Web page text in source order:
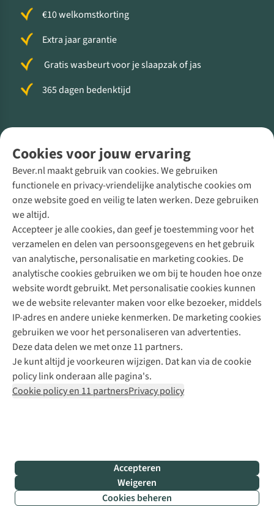
Cookies voor jouw ervaring
Bever.nl maakt gebruik van cookies. We gebruiken
functionele en privacy-vriendelijke analytische cookies om
onze website goed en veilig te laten werken. Deze gebruiken
we altijd.
Accepteer je alle cookies, dan geef je toestemming voor het
verzamelen en delen van persoonsgegevens en het gebruik
van analytische, personalisatie en marketing cookies. De
analytische cookies gebruiken we om bij te houden hoe onze
website wordt gebruikt. Met personalisatie cookies kunnen
we de website relevanter maken voor elke bezoeker, middels
IP-adres en andere unieke kenmerken. De marketing cookies
gebruiken we voor het personaliseren van advertenties.
Deze data delen we met onze 11 partners.
Je kunt altijd je voorkeuren wijzigen. Dat kan via de cookie
policy link onderaan alle pagina's.
Cookie policy en 11 partnersPrivacy policy
Accepteren
Weigeren
Cookies beheren
€10 welkomstkorting
Extra jaar garantie
Gratis wasbeurt voor je slaapzak of jas
365 dagen bedenktijd
Direct advies van een Buitenexpert
+31 (0)85 888 50 88
+31 6 12 28 49 80
Contactformulier
Bever
B.V.